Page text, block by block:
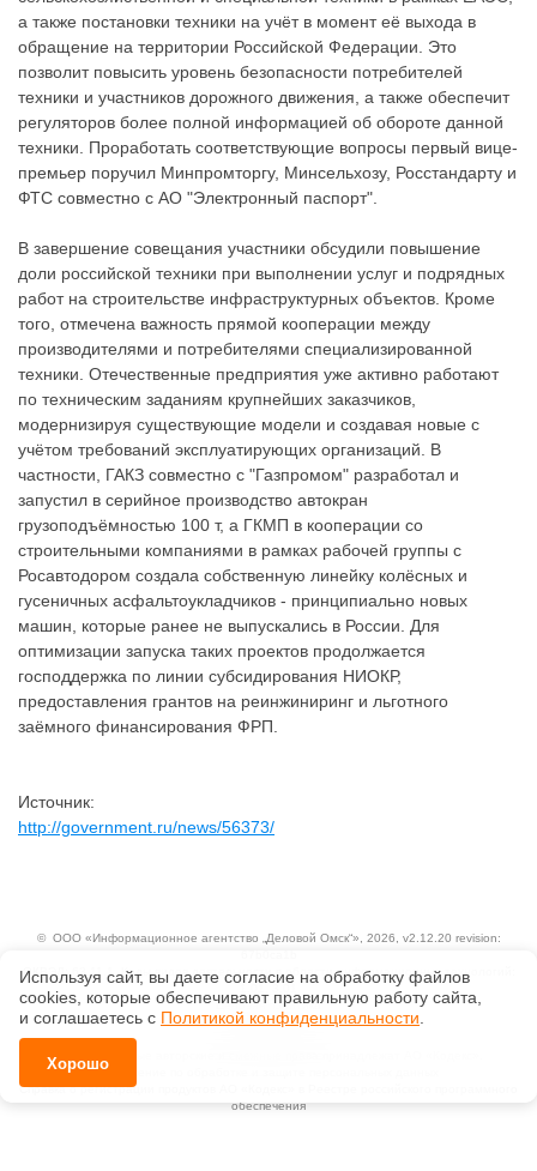
а также постановки техники на учёт в момент её выхода в
обращение на территории Российской Федерации. Это
позволит повысить уровень безопасности потребителей
техники и участников дорожного движения, а также обеспечит
регуляторов более полной информацией об обороте данной
техники. Проработать соответствующие вопросы первый вице-
премьер поручил Минпромторгу, Минсельхозу, Росстандарту и
ФТС совместно с АО "Электронный паспорт".
В завершение совещания участники обсудили повышение
доли российской техники при выполнении услуг и подрядных
работ на строительстве инфраструктурных объектов. Кроме
того, отмечена важность прямой кооперации между
производителями и потребителями специализированной
техники. Отечественные предприятия уже активно работают
по техническим заданиям крупнейших заказчиков,
модернизируя существующие модели и создавая новые с
учётом требований эксплуатирующих организаций. В
частности, ГАКЗ совместно с "Газпромом" разработал и
запустил в серийное производство автокран
грузоподъёмностью 100 т, а ГКМП в кооперации со
строительными компаниями в рамках рабочей группы с
Росавтодором создала собственную линейку колёсных и
гусеничных асфальтоукладчиков - принципиально новых
машин, которые ранее не выпускались в России. Для
оптимизации запуска таких проектов продолжается
господдержка по линии субсидирования НИОКР,
предоставления грантов на реинжиниринг и льготного
заёмного финансирования ФРП.
Источник:
http://government.ru/news/56373/
© ООО «Информационное агентство „Деловой Омск“» , 2026, v2.12.20 revision:
ОКВЭД: 63.11.1, Коды видов деятельности в области информационных технологий:
Ценовая политика
Технологии
Исключительные авторские и смежные права принадлежат АО «Кодекс».
Положение по обработке и защите персональных данных
Справка о регистрации продуктов АО «Кодекс» в Реестре российского программного
обеспечения
Используя сайт, вы даете согласие на обработку файлов
сооkiеs, которые обеспечивают правильную работу сайта,
и соглашаетесь с Политикой конфиденциальности.
Хорошо